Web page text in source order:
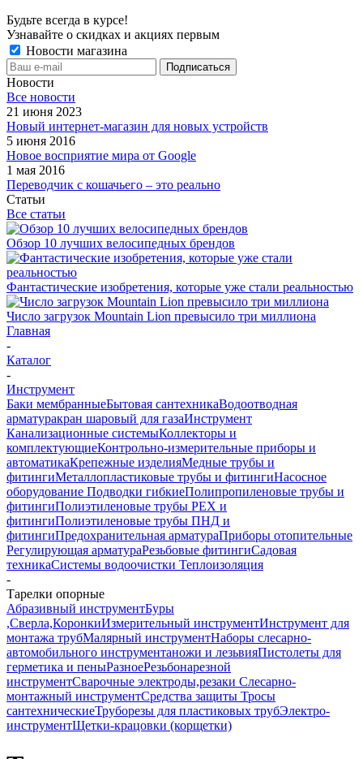
Будьте всегда в курсе!
Узнавайте о скидках и акциях первым
Новости магазина
Новости
Все новости
21 июня 2023
Новый интернет-магазин для новых устройств
5 июня 2016
Новое восприятие мира от Google
1 мая 2016
Переводчик с кошачьего – это реально
Статьи
Все статьи
Обзор 10 лучших велосипедных брендов
Фантастические изобретения, которые уже стали реальностью
Число загрузок Mountain Lion превысило три миллиона
Главная
-
Каталог
-
Инструмент
Баки мембранныеБытовая сантехникаВодоотводная
арматуракран шаровый для газаИнструмент
Канализационные системыКоллекторы и
комплектующиеКонтрольно-измерительные приборы и
автоматикаКрепежные изделияМедные трубы и
фитингиМеталлопластиковые трубы и фитингиНасосное
оборудование Подводки гибкиеПолипропиленовые трубы и
фитингиПолиэтиленовые трубы PEX и
фитингиПолиэтиленовые трубы ПНД и
фитингиПредохранительная арматураПриборы отопительные
Регулирующая арматураРезьбовые фитингиСадовая
техникаСистемы водоочистки Теплоизоляция
-
Тарелки опорные
Абразивный инструментБуры
,Сверла,КоронкиИзмерительный инструментИнструмент для
монтажа трубМалярный инструментНаборы слесарно-
автомобильного инструментаножи и лезьвияПистолеты для
герметика и пеныРазноеРезьбонарезной
инструментСварочные электроды,резаки Слесарно-
монтажный инструментСредства защиты Тросы
сантехническиеТруборезы для пластиковых трубЭлектро-
инструментЩетки-крацовки (корщетки)